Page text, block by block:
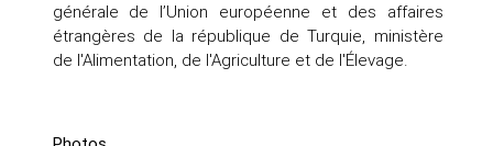
générale de l’Union européenne et des affaires
étrangères de la république de Turquie, ministère
de l'Alimentation, de l'Agriculture et de l'Élevage.